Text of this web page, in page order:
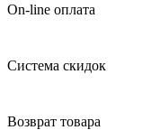
On-line оплата
Система скидок
Возврат товара